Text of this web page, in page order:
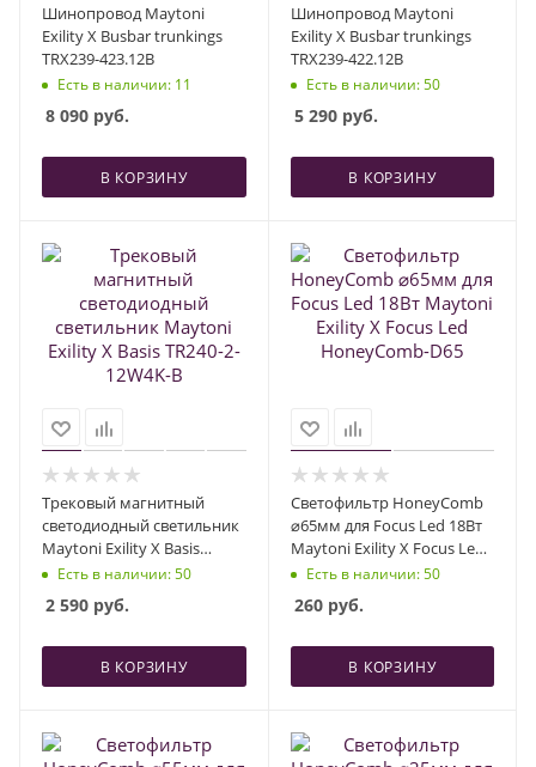
Шинопровод Maytoni
Exility X Busbar trunkings
TRX239-423.12B
Есть в наличии: 11
8 090 руб.
В КОРЗИНУ
Шинопровод Maytoni
Exility X Busbar trunkings
TRX239-422.12B
Есть в наличии: 50
5 290руб.
В КОРЗИНУ
Трековый магнитный
светодиодный светильник
Maytoni Exility X Basis
TR240-2-12W4K-B
Есть в наличии: 50
2 590 руб.
В КОРЗИНУ
Светофильтр HoneyComb
⌀65мм для Focus Led 18Вт
Maytoni Exility X Focus Led
HoneyComb-D65
Есть в наличии: 50
260руб.
В КОРЗИНУ